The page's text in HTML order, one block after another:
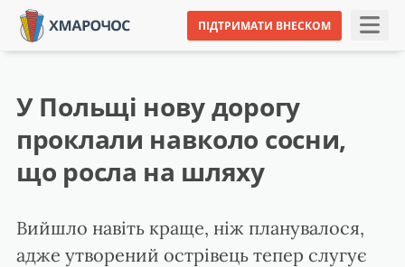
ПІДТРИМАТИ ВНЕСКОМ
У Польщі нову дорогу
проклали навколо сосни,
що росла на шляху
Вийшло навіть краще, ніж планувалося,
адже утворений острівець тепер слугує